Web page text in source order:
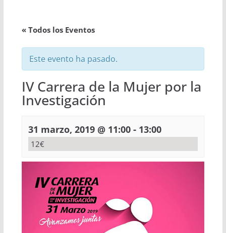
« Todos los Eventos
Este evento ha pasado.
IV Carrera de la Mujer por la
Investigación
31 marzo, 2019 @ 11:00- 13:00
12€